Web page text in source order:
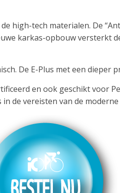
high-tech materialen. De
karkas-opbouw versterkt
De E-Plus met een
en ook geschikt voor
de vereisten van de moderne